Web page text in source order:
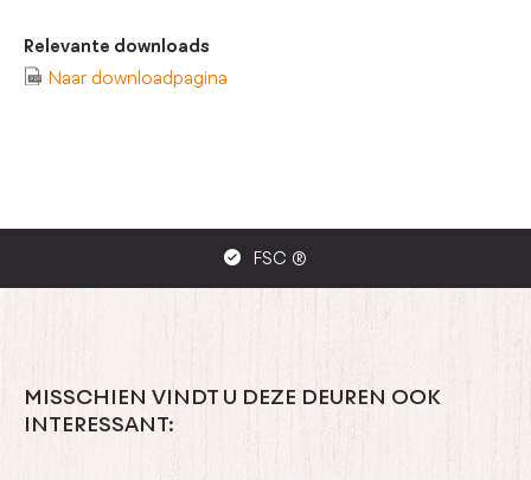
Relevante downloads
Naar downloadpagina
FSC ®
MISSCHIEN VINDT U DEZE DEUREN OOK
INTERESSANT: